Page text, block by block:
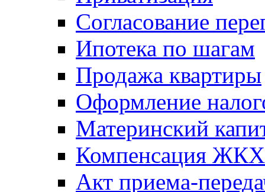
Согласование
Ипотека по шагам
Продажа квартиры
Оформление
Материнский
Компенсация ЖКХ
Акт приема-